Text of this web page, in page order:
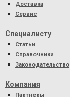
Доставка
Сервис
Специалисту
Статьи
Справочники
Законодательство
Компания
Партнеры